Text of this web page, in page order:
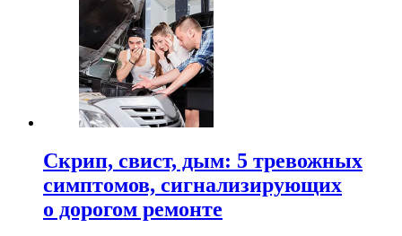
Скрип, свист, дым: 5 тревожных
симптомов, сигнализирующих
о дорогом ремонте